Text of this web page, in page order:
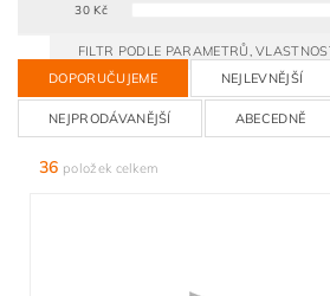
30Kč
FILTR PODLE PARAMETRŮ,
DOPORUČUJEME
NEJLEVNĚJŠÍ
NEJPRODÁVANĚJŠÍ ABECEDNĚ
36 položek celkem